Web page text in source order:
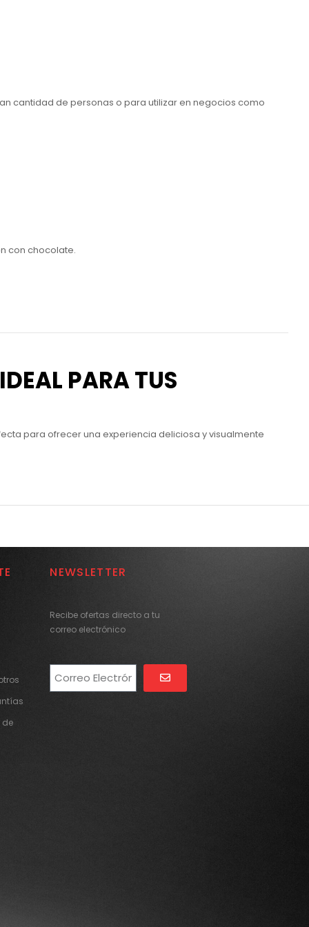
cantidad de personas o para utilizar en negocios como
con chocolate.
PARA TUS
para ofrecer una experiencia deliciosa y visualmente
de
NEWSLETTER
Recibe ofertas directo a tu
correo electrónico